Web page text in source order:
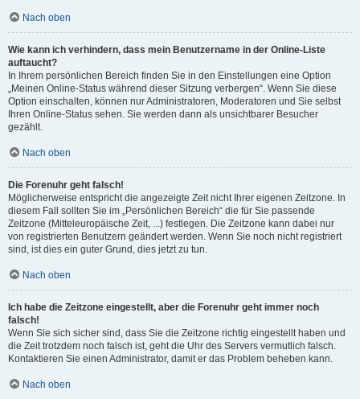
Nach oben
Wie kann ich verhindern, dass mein Benutzername in der Online-Liste
auftaucht?
In Ihrem persönlichen Bereich finden Sie in den Einstellungen eine Option
„Meinen Online-Status während dieser Sitzung verbergen“. Wenn Sie diese
Option einschalten, können nur Administratoren, Moderatoren und Sie selbst
Ihren Online-Status sehen. Sie werden dann als unsichtbarer Besucher
gezählt.
Nach oben
Die Forenuhr geht falsch!
Möglicherweise entspricht die angezeigte Zeit nicht Ihrer eigenen Zeitzone. In
diesem Fall sollten Sie im „Persönlichen Bereich“ die für Sie passende
Zeitzone (Mitteleuropäische Zeit, ...) festlegen. Die Zeitzone kann dabei nur
von registrierten Benutzern geändert werden. Wenn Sie noch nicht registriert
sind, ist dies ein guter Grund, dies jetzt zu tun.
Nach oben
Ich habe die Zeitzone eingestellt, aber die Forenuhr geht immer noch
falsch!
Wenn Sie sich sicher sind, dass Sie die Zeitzone richtig eingestellt haben und
die Zeit trotzdem noch falsch ist, geht die Uhr des Servers vermutlich falsch.
Kontaktieren Sie einen Administrator, damit er das Problem beheben kann.
Nach oben